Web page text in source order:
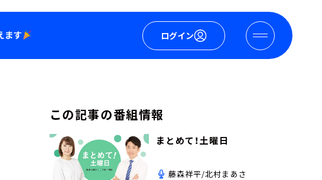
ログイン
この記事の番組情報
まとめて！土曜日
藤森祥平/北村まあさ